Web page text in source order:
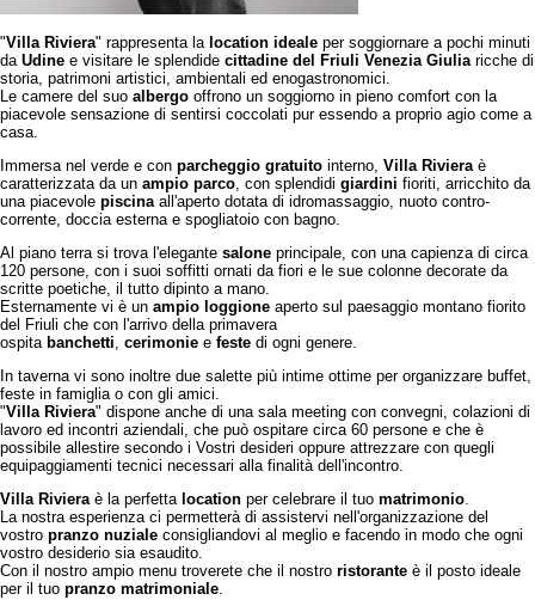
"Villa Riviera" rappresenta lalocation ideale per soggiornare a pochi minuti
da Udine e visitare le splendide cittadine del Friuli Venezia Giuliaricche di
storia, patrimoni artistici, ambientali ed enogastronomici.
Le camere del suo albergo offrono un soggiorno in pieno comfort con la
piacevole sensazione di sentirsi coccolati pur essendo a proprio agio come a
casa.
Immersa nel verde e con parcheggio gratuito interno, Villa Rivieraè
caratterizzata da un ampio parco, con splendidi giardini fioriti, arricchito da
una piacevole piscinaall'aperto dotata di idromassaggio, nuoto contro-
corrente, doccia esterna e spogliatoio con bagno.
Al piano terra si trova l'elegante salone principale, con una capienza di circa
120 persone, con i suoi soffitti ornati da fiori e le sue colonne decorate da
scritte poetiche, il tutto dipinto a mano.
Esternamente vi è un ampio loggione aperto sul paesaggio montano fiorito
del Friuli che con l'arrivo della primavera
ospita banchetti, cerimonie e feste di ogni genere.
In taverna vi sono inoltre due salette più intime ottime per organizzare buffet,
feste in famiglia o con gli amici.
"Villa Riviera" dispone anche di una sala meeting con convegni, colazioni di
lavoro ed incontri aziendali, che può ospitare circa 60 persone e che è
possibile allestire secondo i Vostri desideri oppure attrezzare con quegli
equipaggiamenti tecnici necessari alla finalità dell'incontro.
Villa Rivieraè la perfetta location per celebrare il tuo matrimonio.
La nostra esperienza ci permetterà di assistervi nell'organizzazione del
vostro pranzo nuziale consigliandovi al meglio e facendo in modo che ogni
vostro desiderio sia esaudito.
Con il nostro ampio menu troverete che il nostro ristorante è il posto ideale
per il tuo pranzo matrimoniale.